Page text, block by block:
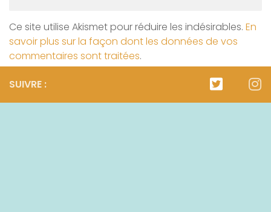
Ce site utilise Akismet pour réduire les indésirables. En
savoir plus sur la façon dont les données de vos
commentaires sont traitées.
SUIVRE :